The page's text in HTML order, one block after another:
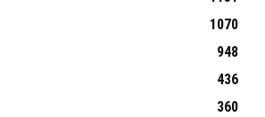
1070
948
436
360